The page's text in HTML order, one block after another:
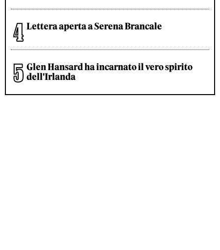
Lettera aperta a Serena Brancale
Glen Hansard ha incarnato il vero spirito
dell'Irlanda